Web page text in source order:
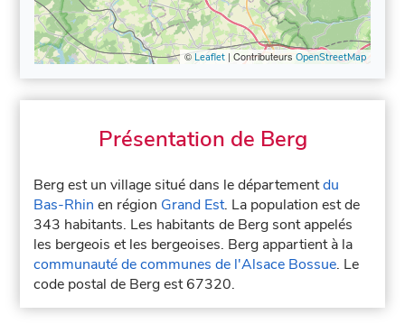
© Leaflet| Contributeurs OpenStreetMap
Présentation de Berg
Berg est un village situé dans le départementdu
Bas-Rhin en région Grand Est. La population est de
343 habitants. Les habitants de Berg sont appelés
les bergeois et les bergeoises. Berg appartient à la
communauté de communes de l'Alsace Bossue. Le
code postal de Berg est 67320.